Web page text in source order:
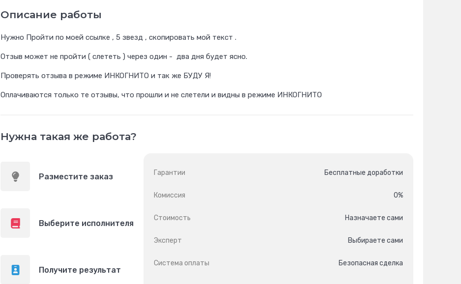
Описание работы
Нужно Пройти по моей ссылке , 5 звезд , скопировать мой текст .
Отзыв может не пройти ( слететь ) через один - два дня будет ясно.
Проверять отзыва в режиме ИНКОГНИТО и так же БУДУ Я!
Оплачиваются только те отзывы, что прошли и не слетели и видны в режиме ИНКОГНИТО
Нужна такая же работа?
Разместите заказ
Выберите исполнителя
Получите результат
Гарантии Бесплатные доработки
Комиссия 0%
Стоимость Назначаете сами
Эксперт Выбираете сами
Система оплаты Безопасная сделка